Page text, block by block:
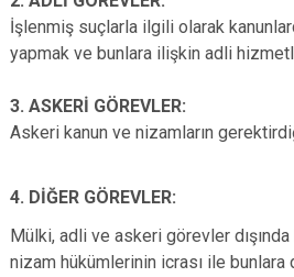
İşlenmiş suçlarla ilgili olarak
yapmak ve bunlara ilişkin adli
3. ASKERİ GÖREVLER:
Askeri kanun ve nizamların
4. DİĞER GÖREVLER:
Mülki, adli ve askeri görevler
nizam hükümlerinin icrası ile bunlara